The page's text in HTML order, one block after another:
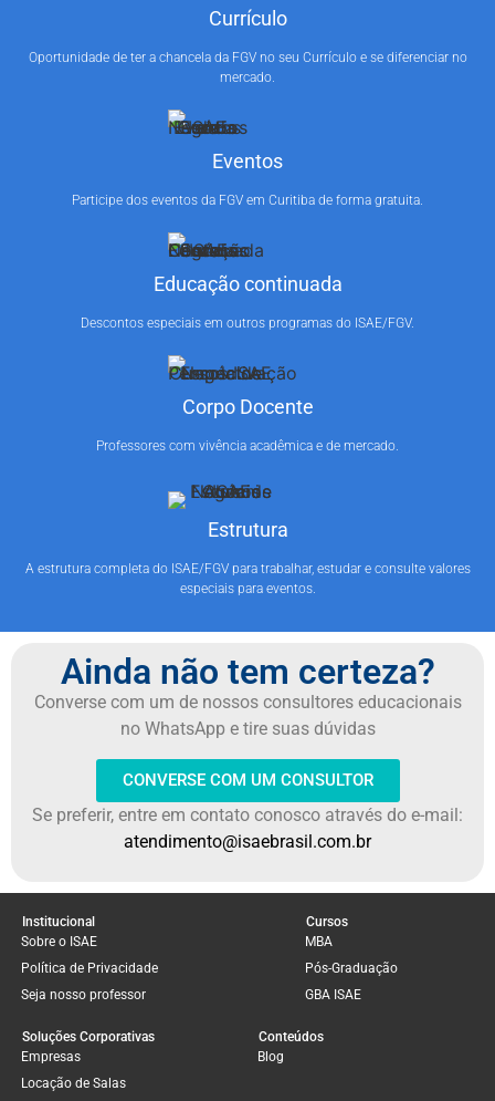
Currículo
Oportunidade de ter a chancela da FGV no seu Currículo e se diferenciar no
mercado.
Eventos
Participe dos eventos da FGV em Curitiba de forma gratuita.
Educação continuada
Descontos especiais em outros programas do ISAE/FGV.
Corpo Docente
Professores com vivência acadêmica e de mercado.
Estrutura
A estrutura completa do ISAE/FGV para trabalhar, estudar e consulte valores
especiais para eventos.
Ainda não tem certeza?
Converse com um de nossos consultores educacionais
no WhatsApp e tire suas dúvidas
CONVERSE COM UM CONSULTOR
Se preferir, entre em contato conosco através do e-mail:
atendimento@isaebrasil.com.br
Institucional
Sobre o ISAE
Política de Privacidade
Seja nosso professor
Cursos
MBA
Pós-Graduação
GBA ISAE
Soluções Corporativas
Empresas
Locação de Salas
Conteúdos
Blog